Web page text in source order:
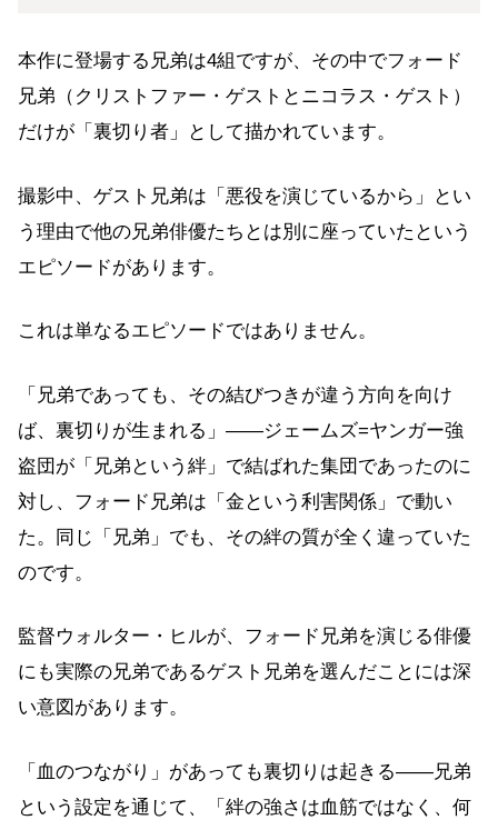
本作に登場する兄弟は4組ですが、その中でフォード
兄弟（クリストファー・ゲストとニコラス・ゲスト）
だけが「裏切り者」として描かれています。
撮影中、ゲスト兄弟は「悪役を演じているから」とい
う理由で他の兄弟俳優たちとは別に座っていたという
エピソードがあります。
これは単なるエピソードではありません。
「兄弟であっても、その結びつきが違う方向を向け
ば、裏切りが生まれる」——ジェームズ=ヤンガー強
盗団が「兄弟という絆」で結ばれた集団であったのに
対し、フォード兄弟は「金という利害関係」で動い
た。同じ「兄弟」でも、その絆の質が全く違っていた
のです。
監督ウォルター・ヒルが、フォード兄弟を演じる俳優
にも実際の兄弟であるゲスト兄弟を選んだことには深
い意図があります。
「血のつながり」があっても裏切りは起きる——兄弟
という設定を通じて、「絆の強さは血筋ではなく、何